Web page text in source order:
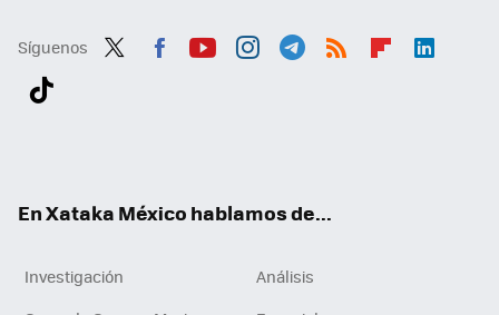
Síguenos
En Xataka México hablamos de...
Investigación
Análisis